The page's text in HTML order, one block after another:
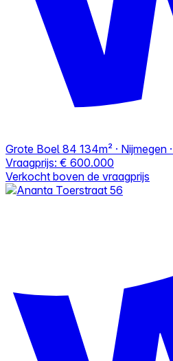
Grote Boel 84 134m² · Nijmegen
Vraagprijs: € 600.000
Verkocht boven de vraagprijs